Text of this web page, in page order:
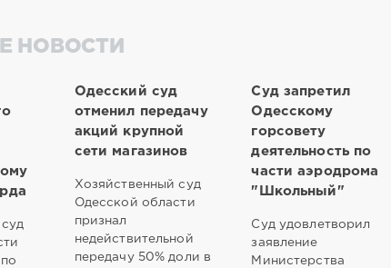
НОВОСТИ
Одесский суд
отменил передачу
акций крупной
сети магазинов
Хозяйственный суд
Одесской области
признал
недействительной
передачу 50% доли в
Суд запретил
Одесскому
горсовету
деятельность по
части аэродрома
"Школьный"
Суд удовлетворил
заявление
Министерства